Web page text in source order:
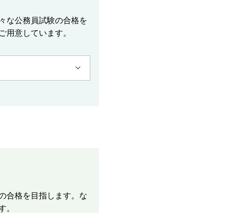
な公務員試験の合格を
用意しています。
合格を目指します。な
。